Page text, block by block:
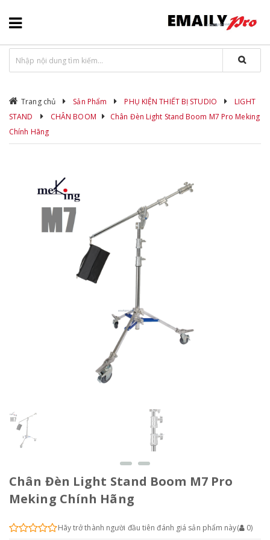
Trang chủ Sản Phẩm PHỤ KIỆN THIẾT BỊ STUDIO
LIGHT
STAND
CHÂN BOOM
Chân Đèn Light Stand Boom M7 Pro Meking
Chính Hãng
Chân Đèn Light Stand Boom M7 Pro
Meking Chính Hãng
Hãy trở thành người đầu tiên đánh giá sản phẩm này( 0)